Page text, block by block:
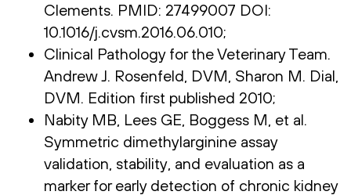
Clements. PMID: 27499007 DOI:
10.1016/j.cvsm.2016.06.010;
Clinical Pathology for the Veterinary Team.
Andrew J. Rosenfeld, DVM, Sharon M. Dial,
DVM. Edition first published 2010;
Nabity MB, Lees GE, Boggess M, et al.
Symmetric dimethylarginine assay
validation, stability, and evaluation as a
marker for early detection of chronic kidney